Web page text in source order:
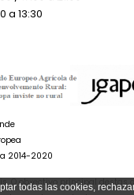
todas las cookies,
a 13:30
2014-2020
obxectivo principal destas